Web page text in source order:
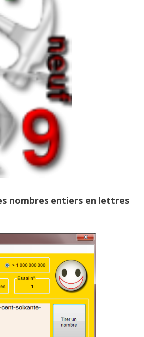
nombres entiers en lettres